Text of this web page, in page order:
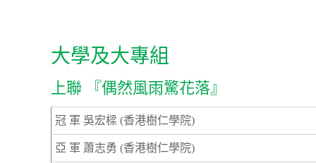
大學及大專組
上聯 『偶然風雨驚花落』
冠 軍 吳宏樑 (香港樹仁學院)
亞 軍 蕭志勇 (香港樹仁學院)